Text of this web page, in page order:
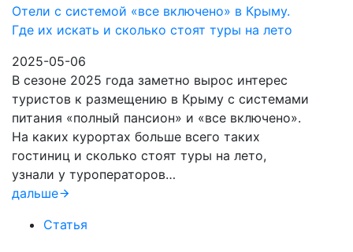
Отели с системой «все включено» в Крыму.
Где их искать и сколько стоят туры на лето
2025-05-06
В сезоне 2025 года заметно вырос интерес
туристов к размещению в Крыму с системами
питания «полный пансион» и «все включено».
На каких курортах больше всего таких
гостиниц и сколько стоят туры на лето,
узнали у туроператоров…
дальше
Статья